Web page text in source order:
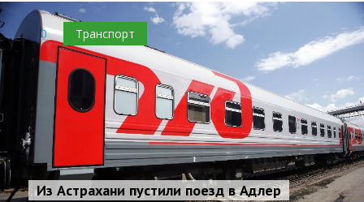
0 Транспорт
Из Астрахани пустили поезд в Адлер